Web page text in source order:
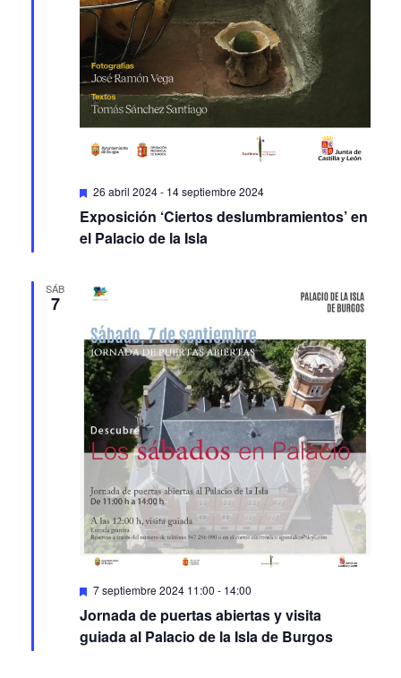
Featured
26 abril 2024 -14 septiembre 2024
Exposición ‘Ciertos deslumbramientos’ en
SÁB
Featured
7 septiembre 2024 11:00 -14:00
Jornada de puertas abiertas y visita